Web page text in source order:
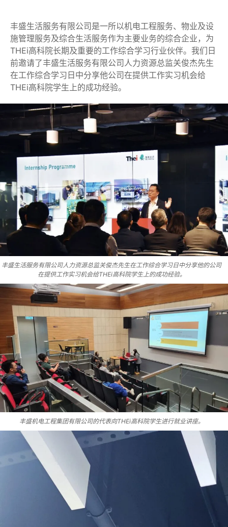
丰盛生活服务有限公司是一所以机电工程服务、物业及设
施管理服务及综合生活服务作为主要业务的综合企业，为
THEi高科院长期及重要的工作综合学习行业伙伴。我们日
前邀请了丰盛生活服务有限公司人力资源总监关俊杰先生
在工作综合学习日中分享他公司在提供工作实习机会给
THEi高科院学生上的成功经验。
丰盛生活服务有限公司人力资源总监关俊杰先生在工作综合学习日中分享他的公司
在提供工作实习机会给THEi高科院学生上的成功经验。
丰盛机电工程集团有限公司的代表向THEi高科院学生进行就业讲座。